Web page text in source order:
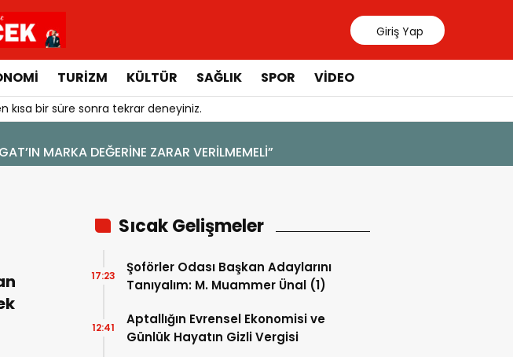
Giriş Yap
TURIZM KÜLTÜR SAĞLIK SPOR VIDEO
kısa bir süre sonra tekrar deneyiniz.
Sıcak Gelişmeler
Şoförler Odası Başkan Adaylarını
Tanıyalım: M. Muammer Ünal (1)
17:23
Aptallığın Evrensel Ekonomisi ve
Günlük Hayatın Gizli Vergisi
12:41